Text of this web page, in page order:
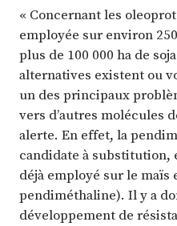
« Concernant les
employée sur environ
plus de 100 000 ha de
alternatives existent ou
un des principaux
vers d’autres molécules
alerte. En effet, la
candidate à substitution,
déjà employé sur le maïs
pendiméthaline). Il y a
développement de